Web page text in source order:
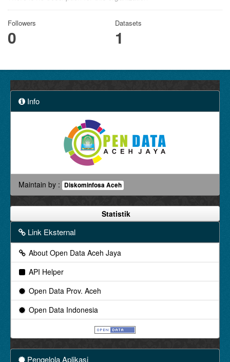
Followers
0
Datasets
1
Info
Maintain by : Diskominfosa Aceh
Statistik
Link Eksternal
About Open Data Aceh Jaya
API Helper
Open Data Prov. Aceh
Open Data Indonesia
Pengelola Aplikasi